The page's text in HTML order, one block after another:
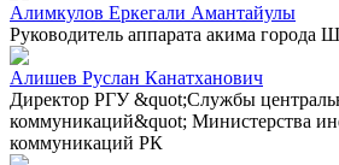
Алимкулов Еркегали Амантайулы
Руководитель аппарата акима города
Алишев Руслан Канатханович
Директор РГУ &quot;Службы
коммуникаций&quot; Министерства
коммуникаций РК